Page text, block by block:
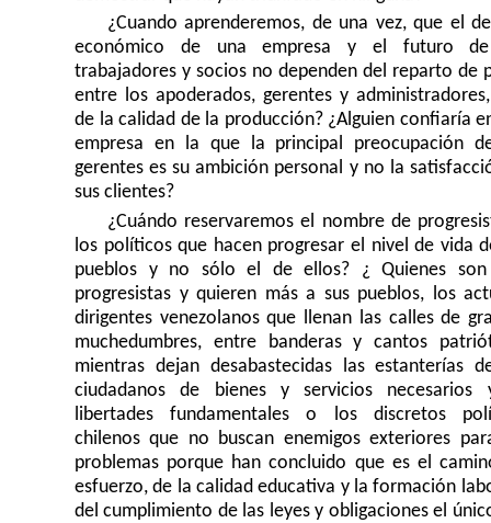
¿Cuando aprenderemos, de una vez, que el
económico de una empresa y el futuro
trabajadores y socios no dependen del reparto de
entre los apoderados, gerentes y
de la calidad de la producción? ¿Alguien confiaría
empresa en la que la principal preocupación
gerentes es su ambición personal y no la
sus clientes?
¿Cuándo reservaremos el nombre de
los políticos que hacen progresar el nivel de vida
pueblos y no sólo el de ellos? ¿ Quienes son
progresistas y quieren más a sus pueblos, los
dirigentes venezolanos que llenan las calles de
muchedumbres, entre banderas y cantos
mientras dejan desabastecidas las estanterías
ciudadanos de bienes y servicios necesarios
libertades fundamentales o los discretos
chilenos que no buscan enemigos exteriores
problemas porque han concluido que es el
esfuerzo, de la calidad educativa y la formación
del cumplimiento de las leyes y obligaciones el